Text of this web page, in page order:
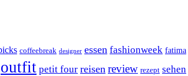
coffeebreak designer essen fashionweek fatima
outfit petit four reisen review rezept sehen